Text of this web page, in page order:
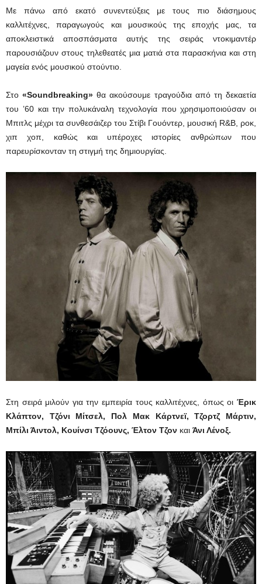
Με πάνω από εκατό συνεντεύξεις με τους πιο διάσημους
καλλιτέχνες, παραγωγούς και μουσικούς της εποχής μας, τα
αποκλειστικά αποσπάσματα αυτής της σειράς ντοκιμαντέρ
παρουσιάζουν στους τηλεθεατές μια ματιά στα παρασκήνια και στη
μαγεία ενός μουσικού στούντιο.
Στο«Soundbreaking» θα ακούσουμε τραγούδια από τη δεκαετία
του ’60 και την πολυκάναλη τεχνολογία που χρησιμοποιούσαν οι
Μπιτλς μέχρι τα συνθεσάιζερ του Στίβι Γουόντερ, μουσική R&B, ροκ,
χιπ χοπ, καθώς και υπέροχες ιστορίες ανθρώπων που
παρευρίσκονταν τη στιγμή της δημιουργίας.
Στη σειρά μιλούν για την εμπειρία τους καλλιτέχνες, όπως οι Έρικ
Κλάπτον, Τζόνι Μίτσελ, Πολ Μακ Κάρτνεϊ, Τζορτζ Μάρτιν,
Μπίλι Άιντολ, Κουίνσι Τζόουνς, Έλτον Τζον και Άνι Λένοξ.